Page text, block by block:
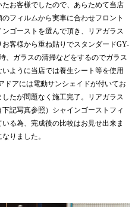
お客様でしたので、あらためて当店
フィルムから実車に合わせフロント
ゴーストを選んで頂き、リアガラス
客様から重ね貼りでスタンダードGY-
、ガラスの清掃などをするのでガラス
ように当店では養生シート等を使用
ドアには電動サンシェイドが付いてお
たが問題なく施工完了。リアガラス
記写真参照）シャインゴーストフィ
る為、完成後の比較はお見せ出来ま
りました。